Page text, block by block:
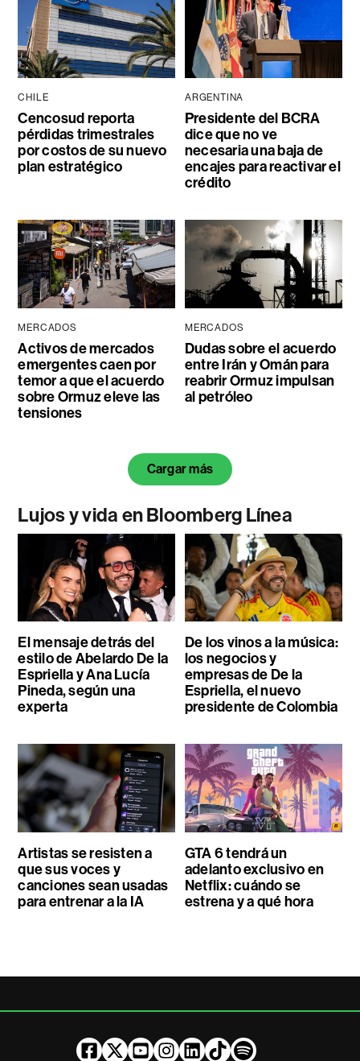
CHILE
Cencosud reporta
pérdidas trimestrales
por costos de su nuevo
plan estratégico
ARGENTINA
Presidente del BCRA
dice que no ve
necesaria una baja de
encajes para reactivar el
crédito
MERCADOS
Activos de mercados
emergentes caen por
temor a que el acuerdo
sobre Ormuz eleve las
tensiones
MERCADOS
Dudas sobre el acuerdo
entre Irán y Omán para
reabrir Ormuz impulsan
al petróleo
Cargar más
Lujos y vida en Bloomberg Línea
El mensaje detrás del
estilo de Abelardo De la
Espriella y Ana Lucía
Pineda, según una
experta
De los vinos a la música:
los negocios y
empresas de De la
Espriella, el nuevo
presidente de Colombia
Artistas se resisten a
que sus voces y
canciones sean usadas
para entrenar a la IA
GTA 6 tendrá un
adelanto exclusivo en
Netflix: cuándo se
estrena y a qué hora